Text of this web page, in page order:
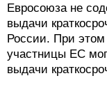
Евросоюза не
выдачи
России. При этом
участницы ЕС
выдачи